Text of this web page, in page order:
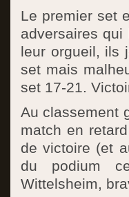
Le premier set
adversaires
leur orgueil, ils
set mais
set 17-21.
Au classement
match en
de victoire (et
du podium
Wittelsheim,